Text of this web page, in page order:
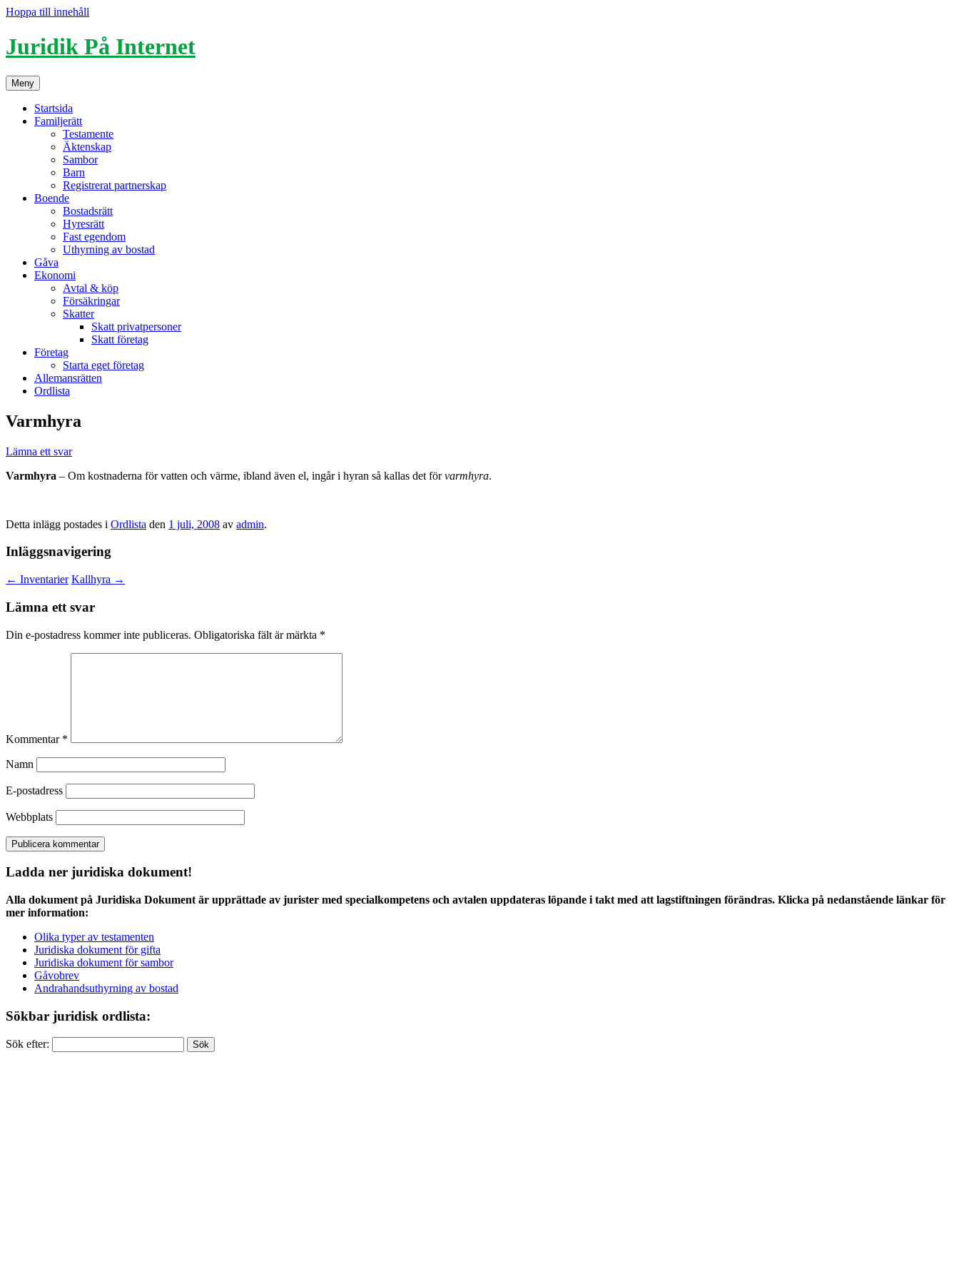
Hoppa till innehåll
Juridik På Internet
Meny
Startsida
Familjerätt
Testamente
Äktenskap
Sambor
Barn
Registrerat partnerskap
Boende
Bostadsrätt
Hyresrätt
Fast egendom
Uthyrning av bostad
Gåva
Ekonomi
Avtal & köp
Försäkringar
Skatter
Skatt privatpersoner
Skatt företag
Företag
Starta eget företag
Allemansrätten
Ordlista
Varmhyra
Lämna ett svar
Varmhyra – Om kostnaderna för vatten och värme, ibland även el, ingår i hyran så kallas det förvarmhyra.
Detta inlägg postades i Ordlista den 1 juli, 2008 av admin.
Inläggsnavigering
← Inventarier Kallhyra →
Lämna ett svar
Din e-postadress kommer inte publiceras. Obligatoriska fält är märkta *
Kommentar *
Namn
E-postadress
Webbplats
Ladda ner juridiska dokument!
Alla dokument på Juridiska Dokument är upprättade av jurister med specialkompetens och avtalen uppdateras löpande i takt med att lagstiftningen förändras. Klicka på nedanstående länkar för
mer information:
Olika typer av testamenten
Juridiska dokument för gifta
Juridiska dokument för sambor
Gåvobrev
Andrahandsuthyrning av bostad
Sökbar juridisk ordlista:
Sök efter: